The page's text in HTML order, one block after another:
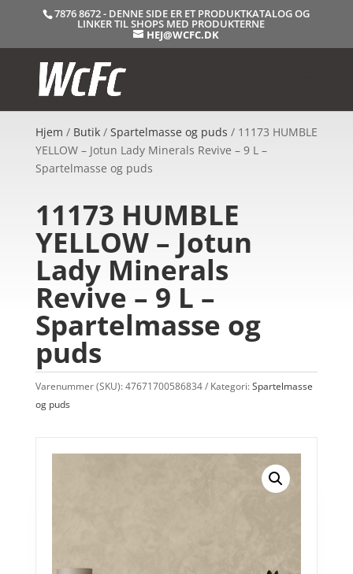
7876 8672 - DENNE SIDE ER ET PRODUKTKATALOG OG
LINKER TIL SHOPS MED PRODUKTERNE
HEJ@WCFC.DK
Hjem / Butik/ Spartelmasse og puds / 11173 HUMBLE
YELLOW – Jotun Lady Minerals Revive – 9 L –
Spartelmasse og puds
11173 HUMBLE
YELLOW – Jotun
Lady Minerals
Revive – 9 L –
Spartelmasse og
puds
Varenummer (SKU):47671700586834 Kategori:Spartelmasse
og puds